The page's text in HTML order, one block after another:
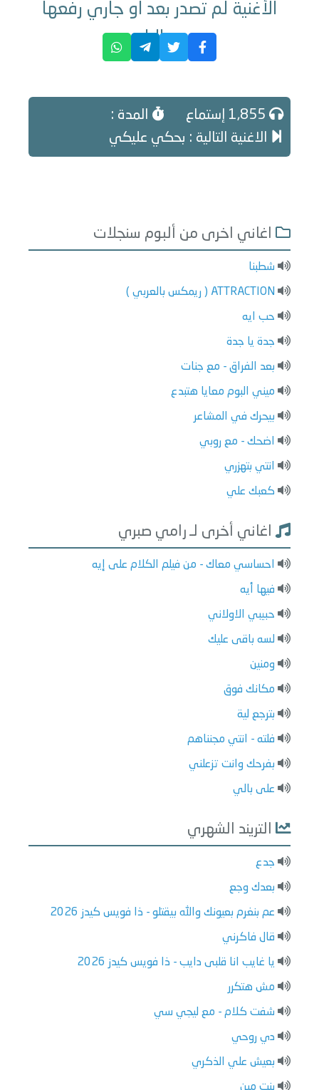
الأغنية لم تصدر بعد او جاري رفعها
حاليا
المدة :
الاغنية التالية : بحكي عليكي
اغاني اخرى من ألبوم سنجلات
شطبنا
ATTRACTION ( ريمكس بالعربي )
حب ايه
جدة يا جدة
بعد الفراق - مع جنات
ميني البوم معايا هتبدع
بيحرك في المشاعر
اضحك - مع روبي
انتي بتهزري
كعبك علي
اغاني أخرى لـ رامي صبري
احساسي معاك - من فيلم الكلام على إيه
فيها أيه
حبيبي الاولاني
لسه باقى عليك
ومنين
مكانك فوق
بترجع لية
فلته - انتي مجنناهم
بفرحك وانت تزعلني
على بالي
التريند الشهري
جدع
بعدك وجع
عم بنغرم بعيونك والله بيقتلو - ذا فويس كيدز 2026
قال فاكرني
يا غايب انا قلبى دايب - ذا فويس كيدز 2026
مش هتكرر
شفت كلام - مع ليجي سي
دي روحي
بعيش علي الذكري
بنت مين